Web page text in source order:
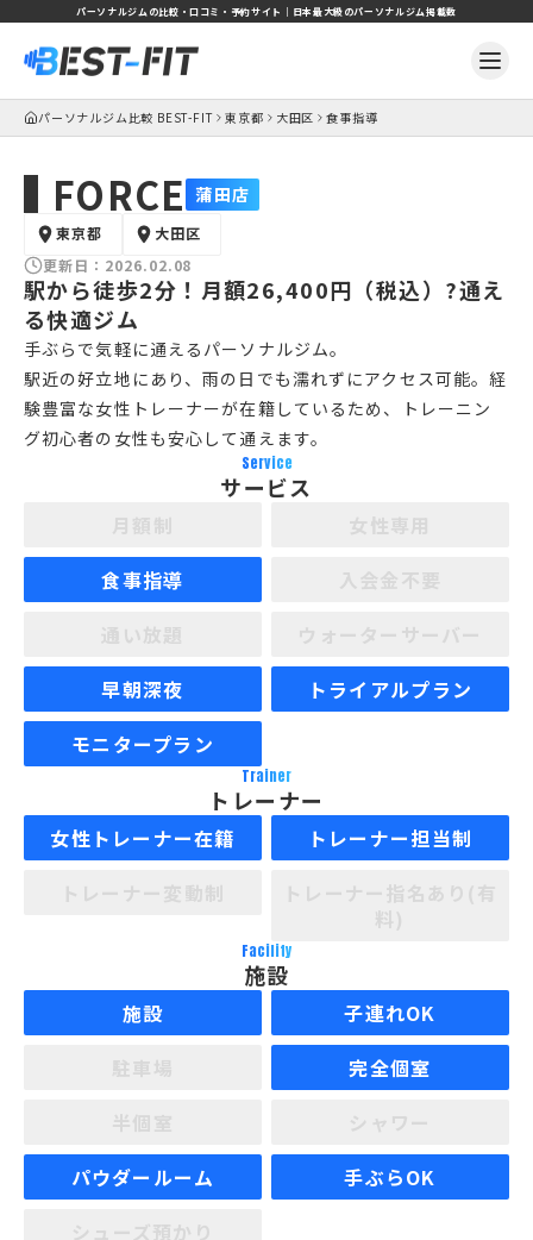
パーソナルジムの比較・口コミ・予約サイト｜日本最大級のパーソナルジム掲載数
パーソナルジム比較 BEST-FIT 東京都 大田区 食事指導
FORCE 蒲田店
東京都
大田区
更新日： 2026.02.08
駅から徒歩2分！月額26,400円（税込）?通え
る快適ジム
手ぶらで気軽に通えるパーソナルジム。
駅近の好立地にあり、雨の日でも濡れずにアクセス可能。経
験豊富な女性トレーナーが在籍しているため、トレーニン
グ初心者の女性も安心して通えます。
Service
サービス
食事指導
早朝深夜
トライアルプラン
モニタープラン
Trainer
トレーナー
女性トレーナー在籍
トレーナー担当制
Facility
施設
施設
子連れOK
完全個室
パウダールーム
手ぶらOK